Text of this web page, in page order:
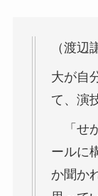
（渡辺
大が自
て、演
「せ
ールに
か聞か